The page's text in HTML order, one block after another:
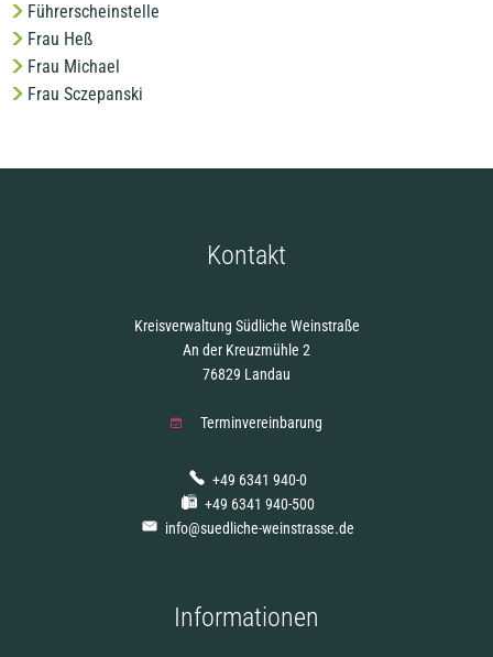
Führerscheinstelle
Frau Heß
Frau Michael
Frau Sczepanski
Kontakt
Kreisverwaltung Südliche Weinstraße
An der Kreuzmühle 2
76829 Landau
Terminvereinbarung
+49 6341 940-0
+49 6341 940-500
info@suedliche-weinstrasse.de
Informationen